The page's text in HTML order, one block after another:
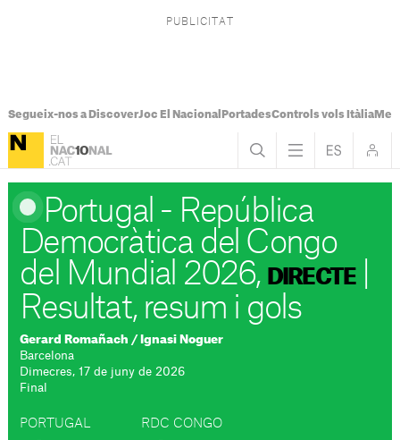
Segueix-nos a DiscoverJoc El Nacional PortadesControls vols Itàlia
Portugal - República
Democràtica del Congo
del Mundial 2026, DIRECTE
Resultat, resum i gols
Gerard Romañach / Ignasi Noguer
Barcelona
Dimecres, 17 de juny de 2026
Final
PORTUGAL RDC CONGO